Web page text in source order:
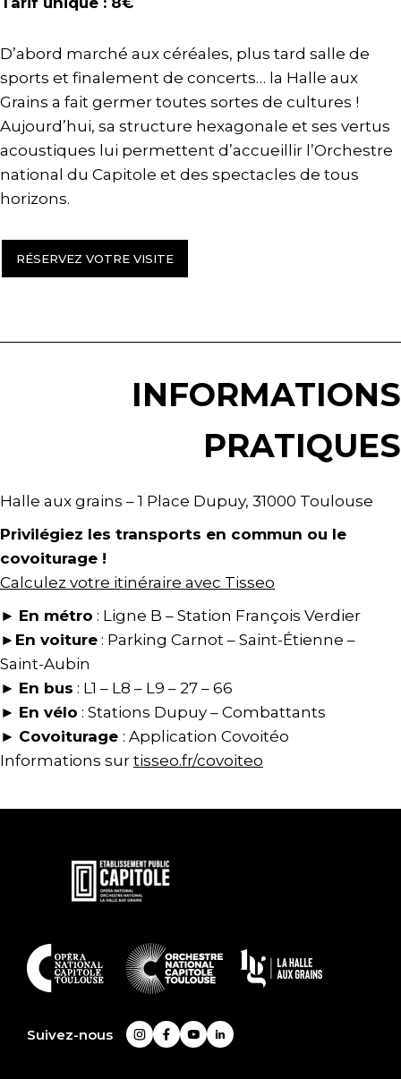
D’abord marché aux céréales, plus tard salle de
sports et finalement de concerts… la Halle aux
Grains a fait germer toutes sortes de cultures !
Aujourd’hui, sa structure hexagonale et ses vertus
acoustiques lui permettent d’accueillir l’Orchestre
national du Capitole et des spectacles de tous
horizons.
RÉSERVEZ VOTRE VISITE
INFORMATIONS
PRATIQUES
Halle aux grains – 1 Place Dupuy, 31000 Toulouse
Privilégiez les transports en commun ou le
covoiturage !
Calculez votre itinéraire avec Tisseo
► En métro : Ligne B – Station François Verdier
► En voiture : Parking Carnot – Saint-Étienne –
Saint-Aubin
► En bus : L1 – L8 – L9 – 27 – 66
► En vélo : Stations Dupuy – Combattants
► Covoiturage : Application Covoitéo
Informations sur tisseo.fr/covoiteo
En
savoir
plus
Suivez-nous
Instagram
Facebook
YouTube
LinkedIn